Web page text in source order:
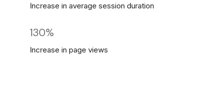
Increase in average session duration
130%
Increase in page views